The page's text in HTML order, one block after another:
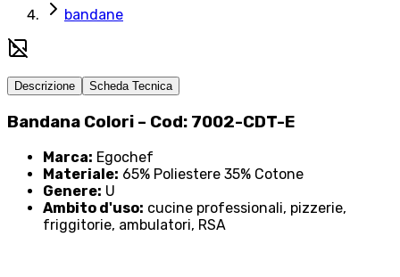
bandane
Descrizione Scheda Tecnica
Bandana Colori – Cod: 7002-CDT-E
Marca: Egochef
Materiale: 65% Poliestere 35% Cotone
Genere: U
Ambito d'uso: cucine professionali, pizzerie,
friggitorie, ambulatori, RSA